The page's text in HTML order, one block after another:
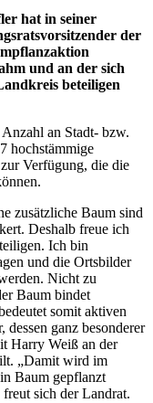
hat in seiner
der
und an der sich
beteiligen
an Stadt- bzw.
hochstämmige
Verfügung, die die
zusätzliche Baum sind
Deshalb freue ich
Ich bin
und die Ortsbilder
Nicht zu
Baum bindet
somit aktiven
ganz besonderer
Harry Weiß an der
„Damit wird im
Baum gepflanzt
sich der Landrat.